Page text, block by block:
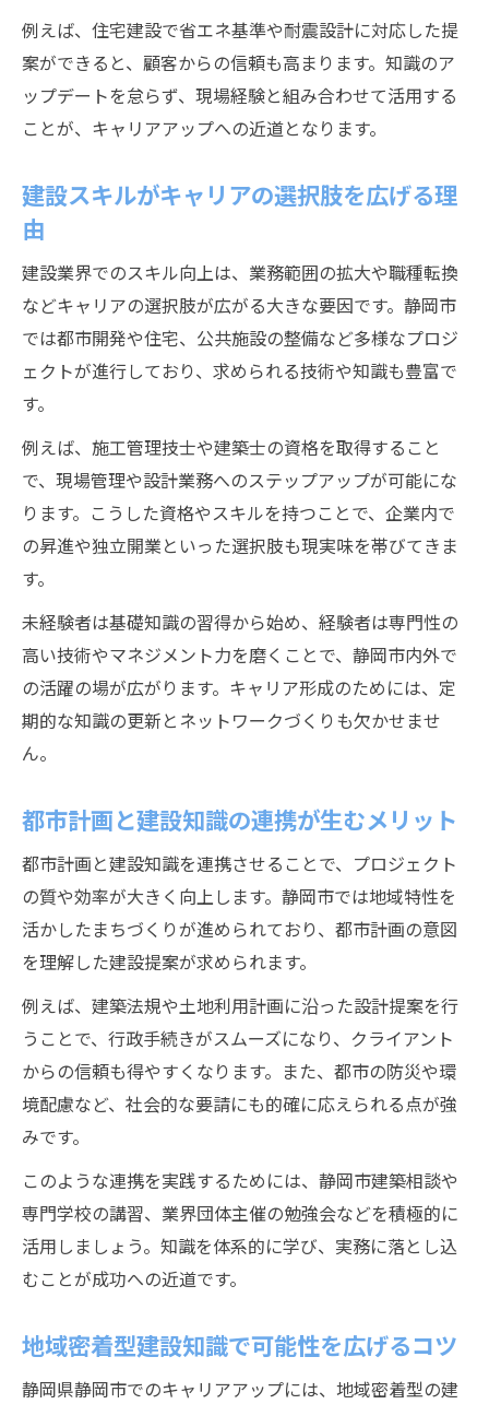
例えば、住宅建設で省エネ基準や耐震設計に対応した提
案ができると、顧客からの信頼も高まります。知識のア
ップデートを怠らず、現場経験と組み合わせて活用する
ことが、キャリアアップへの近道となります。
建設スキルがキャリアの選択肢を広げる理
由
建設業界でのスキル向上は、業務範囲の拡大や職種転換
などキャリアの選択肢が広がる大きな要因です。静岡市
では都市開発や住宅、公共施設の整備など多様なプロジ
ェクトが進行しており、求められる技術や知識も豊富で
す。
例えば、施工管理技士や建築士の資格を取得すること
で、現場管理や設計業務へのステップアップが可能にな
ります。こうした資格やスキルを持つことで、企業内で
の昇進や独立開業といった選択肢も現実味を帯びてきま
す。
未経験者は基礎知識の習得から始め、経験者は専門性の
高い技術やマネジメント力を磨くことで、静岡市内外で
の活躍の場が広がります。キャリア形成のためには、定
期的な知識の更新とネットワークづくりも欠かせませ
ん。
都市計画と建設知識の連携が生むメリット
都市計画と建設知識を連携させることで、プロジェクト
の質や効率が大きく向上します。静岡市では地域特性を
活かしたまちづくりが進められており、都市計画の意図
を理解した建設提案が求められます。
例えば、建築法規や土地利用計画に沿った設計提案を行
うことで、行政手続きがスムーズになり、クライアント
からの信頼も得やすくなります。また、都市の防災や環
境配慮など、社会的な要請にも的確に応えられる点が強
みです。
このような連携を実践するためには、静岡市建築相談や
専門学校の講習、業界団体主催の勉強会などを積極的に
活用しましょう。知識を体系的に学び、実務に落とし込
むことが成功への近道です。
地域密着型建設知識で可能性を広げるコツ
静岡県静岡市でのキャリアアップには、地域密着型の建